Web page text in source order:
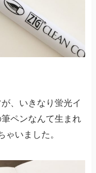
、いきなり蛍光イ
ペンなんて生まれ
ゃいました。